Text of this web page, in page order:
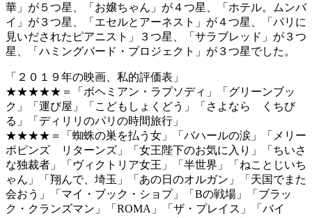
華」が５つ星、「お嬢ちゃん」が４つ星、「ホテル。ムンバ
イ」が３つ星、「エセルとアーネスト」が４つ星、「パリに
見いだされたピアニスト」３つ星、「サラブレッド」が３つ
星、「ハミングバード・プロジェクト」が３つ星でした。
「２０１９年の映画、私的評価表」
★★★★★＝「ボヘミアン・ラプソディ」「グリーンブッ
ク」「運び屋」「こどもしょくどう」「さよなら くちび
る」「ディリリのパリの時間旅行」
★★★★＝「蜘蛛の巣を払う女」「バハールの涙」「メリー
ポピンズ リターンズ」「女王陛下のお気に入り」「ちいさ
な独裁者」「ヴィクトリア女王」「半世界」「ねことじいち
ゃん」「翔んで、埼玉」「あの日のオルガン」「天国でまた
会おう」「マイ・ブック・ショプ」「Bの戦場」「ブラッ
ク・クランズマン」「ROMA」「ザ・プレイス」「バイ